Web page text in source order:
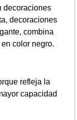
decoraciones
decoraciones
combina
color negro.
refleja la
capacidad